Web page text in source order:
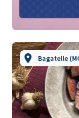
Bagatelle